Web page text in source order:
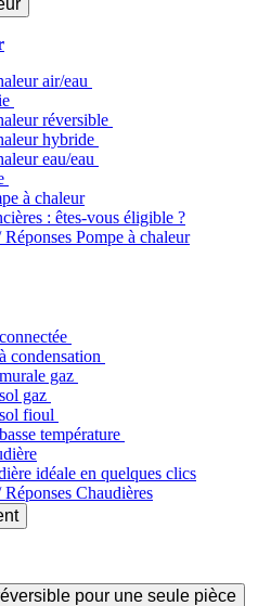
air/eau
réversible
hybride
eau/eau
à chaleur
: êtes-vous éligible ?
Pompe à chaleur
condensation
gaz
gaz
fioul
température
idéale en quelques clics
Chaudières
pour une seule pièce